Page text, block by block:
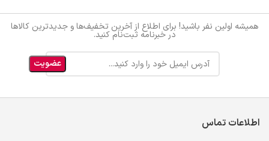
همیشه اولین نفر باشید! برای اطلاع از آخرین تخفیف‌ها و جدیدترین کالاها
در خبرنامه ثبت‌نام کنید.
اطلاعات تماس